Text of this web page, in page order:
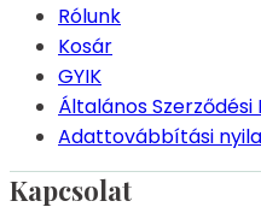
Rólunk
Kosár
GYIK
Általános
Adattovábbítási
Kapcsolat